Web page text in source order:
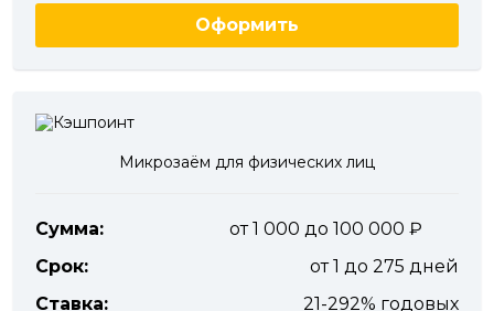
Оформить
Микрозаём для физических лиц
Сумма:
от 1 000 до 100 000
Срок:
от 1 до 275 дней
Ставка:
21-292% годовых